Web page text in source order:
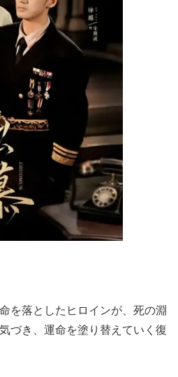
を落としたヒロインが、死の淵
づき、運命を塗り替えていく復